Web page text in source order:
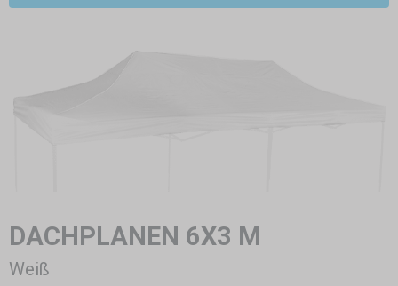
DACHPLANEN 6X3 M
Weiß